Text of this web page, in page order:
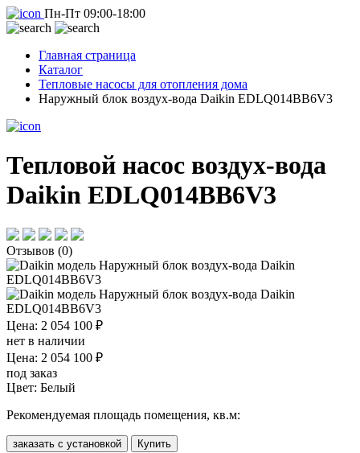
Пн-Пт 09:00-18:00
Главная страница
Каталог
Тепловые насосы для отопления дома
Наружный блок воздух-вода Daikin EDLQ014BB6V3
Тепловой насос воздух-вода
Daikin EDLQ014BB6V3
Отзывов (0)
Цена: 2 054 100 ₽
нет в наличии
Цена: 2 054 100 ₽
под заказ
Цвет: Белый
Рекомендуемая площадь помещения, кв.м:
заказать с установкой Купить